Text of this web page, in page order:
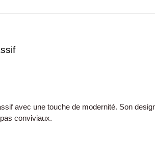
avec une touche de modernité. Son
conviviaux.